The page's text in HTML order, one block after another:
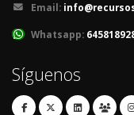
Email:
Whatsapp:
Síguenos